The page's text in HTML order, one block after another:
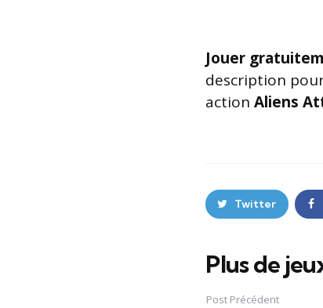
Jouer
description
action Aliens
Twitter
Plus de
Post
navigation
Post Précédent